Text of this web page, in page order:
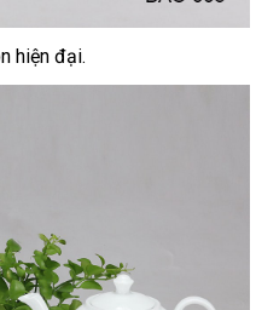
hiện đại.